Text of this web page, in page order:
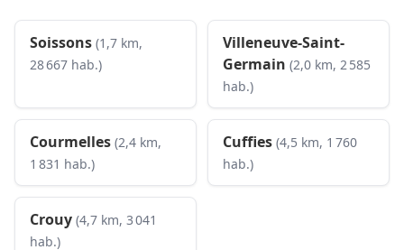
Soissons (1,7 km,
28 667 hab.)
Villeneuve-Saint-
Germain (2,0 km, 2 585
hab.)
Courmelles (2,4 km,
1 831 hab.)
Cuffies (4,5 km, 1 760
hab.)
Crouy (4,7 km, 3 041
hab.)